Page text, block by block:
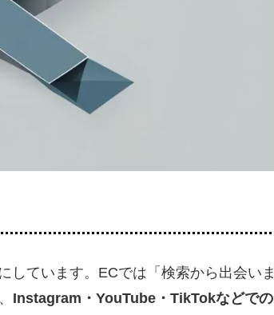
しています。ECでは「検索から出会いま
Instagram・YouTube・TikTokなどでの